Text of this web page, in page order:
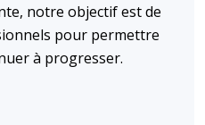
notre objectif est de
pour permettre
à progresser.